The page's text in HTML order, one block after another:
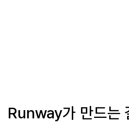
Runway가 만드는